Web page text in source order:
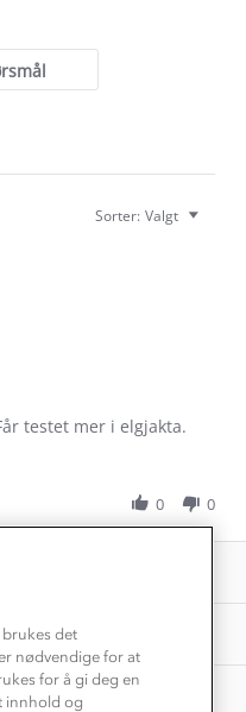
Sorter: Valgt
testet mer i elgjakta.
0 0
det
nødvendige for at
for å gi deg en
innhold og